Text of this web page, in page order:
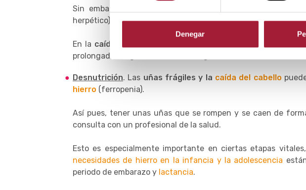
Denegar
Sin embargo, la caída de las uñas también puede
herpético) o fúngicas (paroniquia candidiásica u por otro tipo
En la caída de uñas por hongos
prolongada al agua, el uso de detergentes o traumatismos.
Desnutrición. Las uñas frágiles y la caída del cabello
hierro (ferropenia).
Así pues, tener unas uñas que se rompen y se caen de
consulta con un profesional de la salud.
Esto es especialmente importante en ciertas etapas
necesidades de hierro en la infancia y la adolescencia
periodo de embarazo y lactancia.